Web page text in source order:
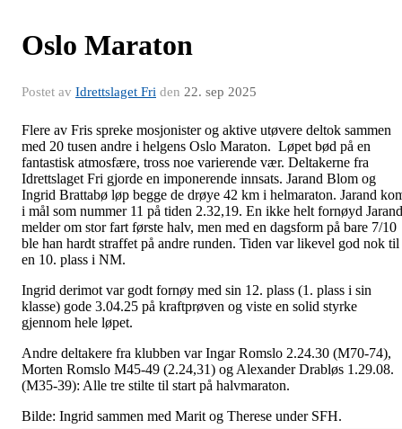
Oslo Maraton
Postet av Idrettslaget Fri den 22. sep 2025
Flere av Fris spreke mosjonister og aktive utøvere deltok sammen
med 20 tusen andre i helgens Oslo Maraton. Løpet bød på en
fantastisk atmosfære, tross noe varierende vær. Deltakerne fra
Idrettslaget Fri gjorde en imponerende innsats. Jarand Blom og
Ingrid Brattabø løp begge de drøye 42 km i helmaraton. Jarand
i mål som nummer 11 på tiden 2.32,19. En ikke helt fornøyd Jarand
melder om stor fart første halv, men med en dagsform på bare 7/10
ble han hardt straffet på andre runden. Tiden var likevel god nok til
en 10. plass i NM.
Ingrid derimot var godt fornøy med sin 12. plass (1. plass i sin
klasse) gode 3.04.25 på kraftprøven og viste en solid styrke
gjennom hele løpet.
Andre deltakere fra klubben var Ingar Romslo 2.24.30 (M70-74),
Morten Romslo M45-49 (2.24,31) og Alexander Drabløs 1.29.08.
(M35-39): Alle tre stilte til start på halvmaraton.
Bilde: Ingrid sammen med Marit og Therese under SFH.